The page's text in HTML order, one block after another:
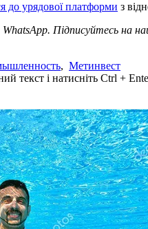
до урядової платформи з
Підписуйтесь на
, Метинвест
текст і натисніть Ctrl +